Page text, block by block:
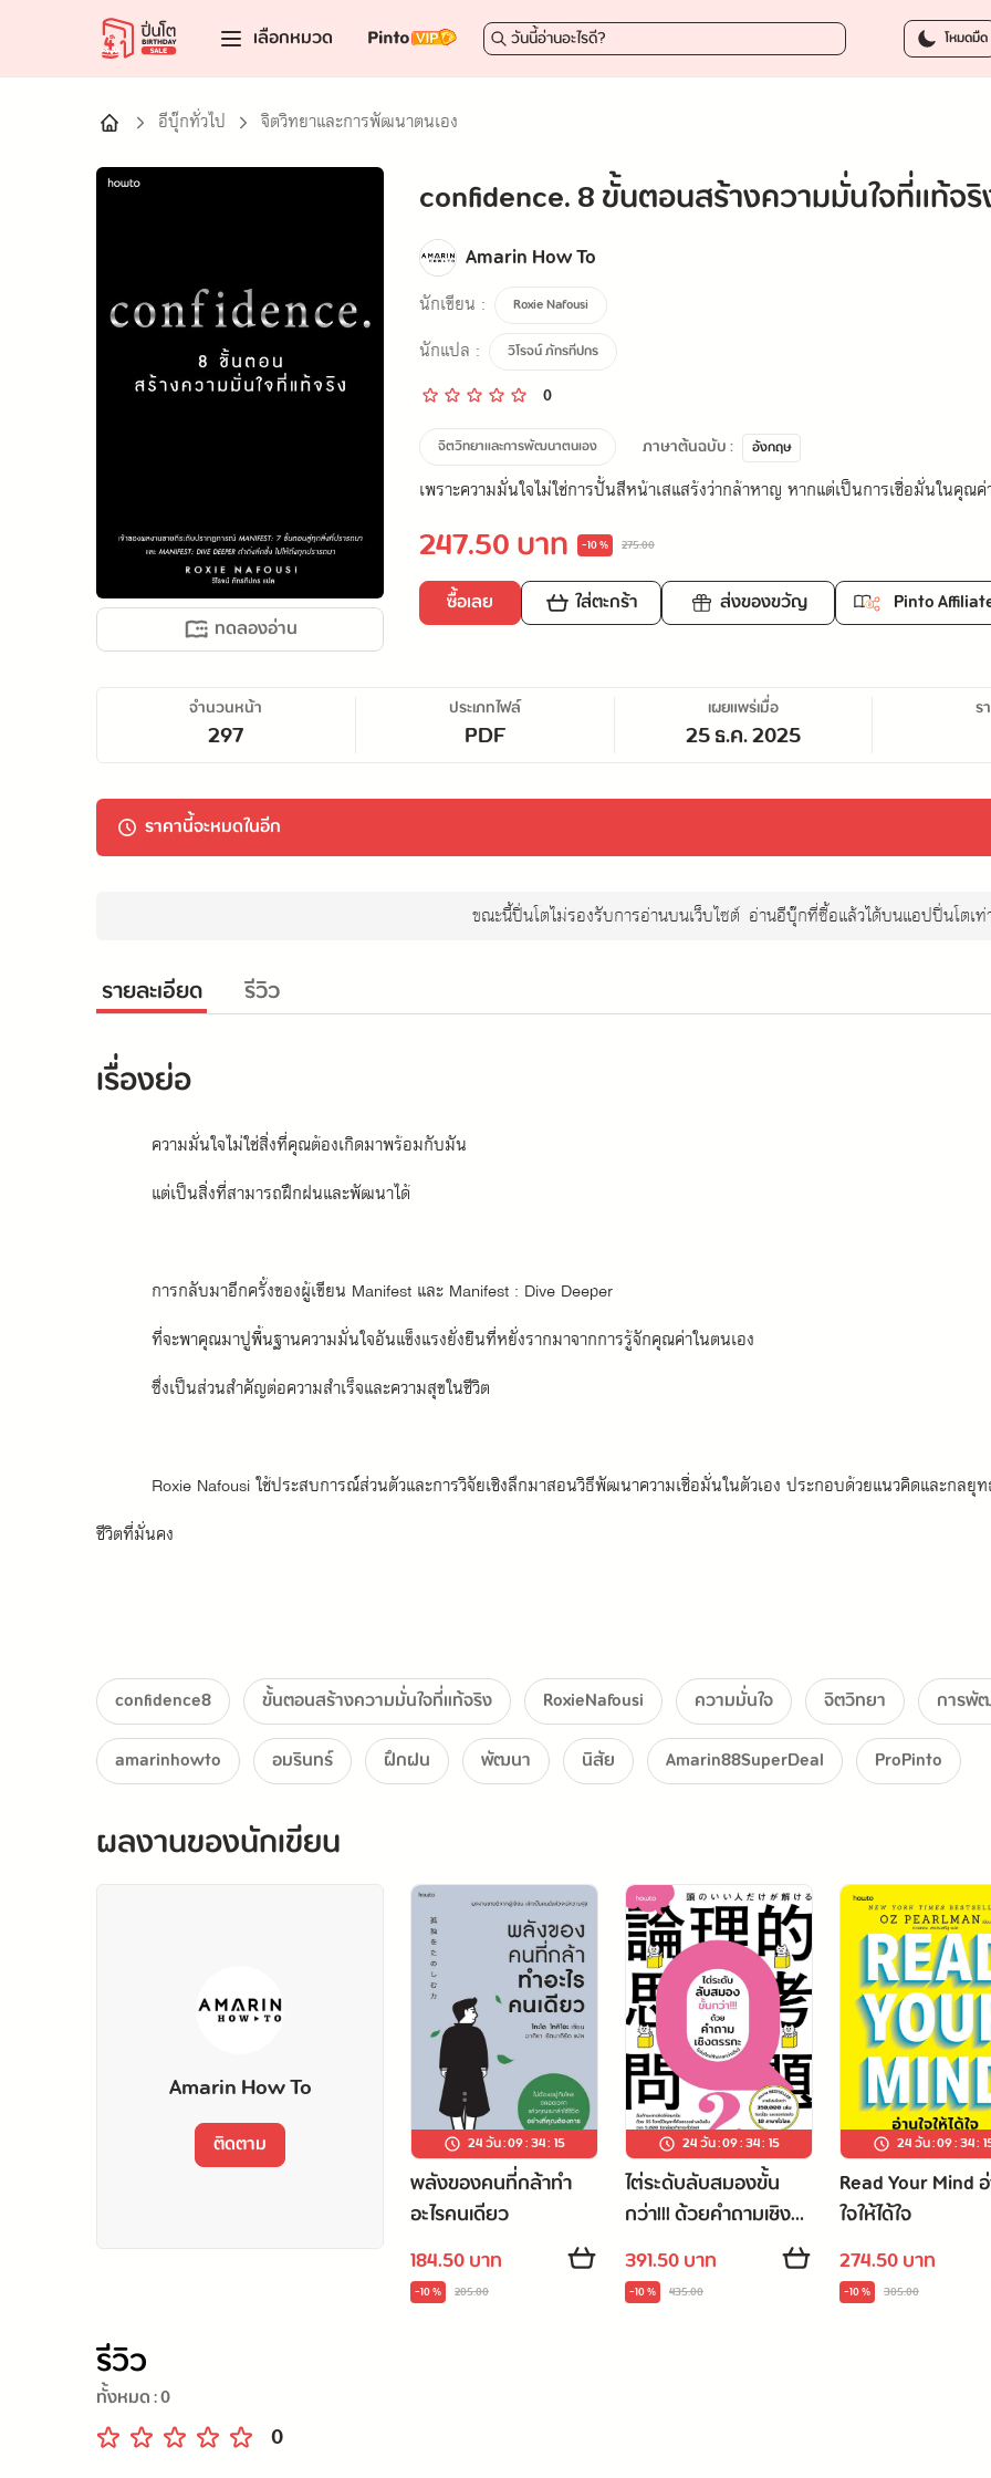
เลือกหมวด โหมดมืด
247.50 บาท -
อีบุ๊กทั่วไป จิตวิทยาและการพัฒนาตนเอง
ทดลองอ่าน
confidence. 8 ขั้นตอนสร้างความมั่นใจที่แท้จ
Amarin How To
นักเขียน : Roxie Nafousi
นักแปล : วิโรจน์ ภัทรทีปกร
0
จิตวิทยาและการพัฒนาตนเอง ภาษาต้นฉบับ : อังกฤษ
เพราะความมั่นใจไม่ใช่การปั้นสีหน้าเสแสร้งว่ากล้าหาญ หากแต่เป็นการเชื่อมั่นในคุณค่
247.50 บาท -10 % 275.00
ซื้อเลย ใส่ตะกร้า ส่งของขวัญ Pinto
จำนวนหน้า
297
ประเภทไฟล์
PDF
เผยแพร่เมื่อ
25 ธ.ค. 2025
ร
ราคานี้จะหมดในอีก
ขณะนี้ปิ่นโตไม่รองรับการอ่านบนเว็บไซต์ อ่านอีบุ๊กที่ซื้อแล้วได้บนแอปปิ่นโตเ
รายละเอียด รีวิว
เรื่องย่อ
ความมั่นใจไม่ใช่สิ่งที่คุณต้องเกิดมาพร้อมกับมัน
แต่เป็นสิ่งที่สามารถฝึกฝนและพัฒนาได้
การกลับมาอีกครั้งของผู้เขียน Manifest และ Manifest : Dive Deeper
ที่จะพาคุณมาปูพื้นฐานความมั่นใจอันแข็งแรงยั่งยืนที่หยั่งรากมาจากการรู้จักคุณค่าในตนเอง
ซึ่งเป็นส่วนสำคัญต่อความสำเร็จและความสุขในชีวิต
Roxie Nafousi ใช้ประสบการณ์ส่วนตัวและการวิจัยเชิงลึกมาสอนวิธีพัฒนาความเชื่อมั่นในตัวเอง ประกอบด้วยแนวคิดและกลยุ
ชีวิตที่มั่นคง
ผ่าน 8 ขั้นตอนที่ผสมผสานการปรับเปลี่ยนความคิด การลงมือทำ และการสร้างอุปนิสัยที่ดี
1. จัดการความคิด
2. ลงมือทำอย่างมีจุดมุ่งหมาย
6. ทำเรื่องยากๆ
8. เป็นตัวเองในแบบที่ดีที่สุด
เพราะความมั่นใจไม่ใช่การปั้นสีหน้าเสแสร้งว่ากล้าหาญ
หากแต่เป็นการเชื่อมั่นในคุณค่าของตัวเองอย่างเต็มเปี่ยม
confidence8 ขั้นตอนสร้างความมั่นใจที่แท้จริง RoxieNafousi ความมั่นใจ จิตวิทยา การพั
amarinhowto
อมรินทร์ ฝึกฝน พัฒนา นิสัย Amarin88SuperDeal ProPinto
ผลงานของนักเขียน
Amarin How To
ติดตาม 24 วัน:09:34:14
พลังของคนที่กล้าทำ
อะไรคนเดียว
184.50 บาท
-10 % 205.00
24 วัน:09:34:14
ไต่ระดับลับสมองขั้น
กว่า!!! ด้วยคำถามเชิง
ตรรกะ (เล่มใหม่ท้าทาย
กว่าเดิม)
391.50 บาท
-10 % 435.00
24 วัน:09:34:
Read Your Mind
ใจให้ได้ใจ
274.50 บาท
-10 % 305.00
รีวิว
ทั้งหมด :0
0